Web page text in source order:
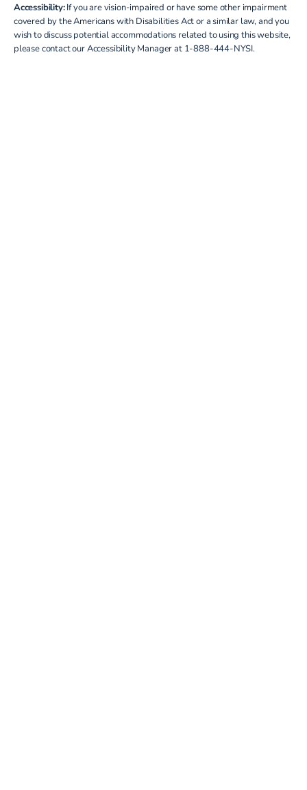
Accessibility:If you are vision-impaired or have some other impairment
covered by the Americans with Disabilities Act or a similar law, and you
wish to discuss potential accommodations related to using this website,
please contact our Accessibility Manager at 1-888-444-NYSI.